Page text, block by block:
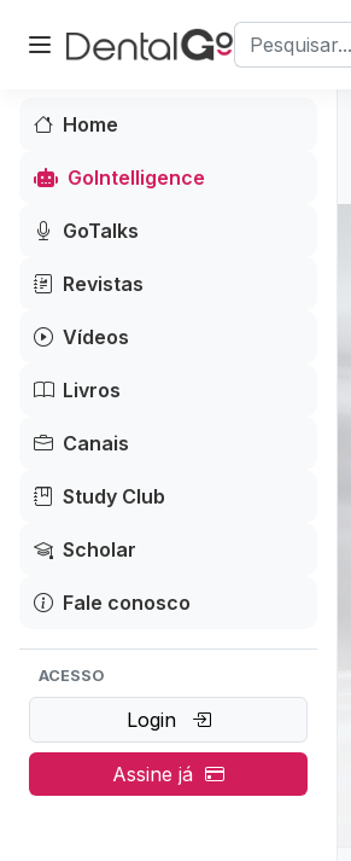
Home
GoIntelligence
GoTalks
Revistas
Vídeos
Livros
Canais
Study Club
Scholar
Fale conosco
ACESSO
Login
Assine já